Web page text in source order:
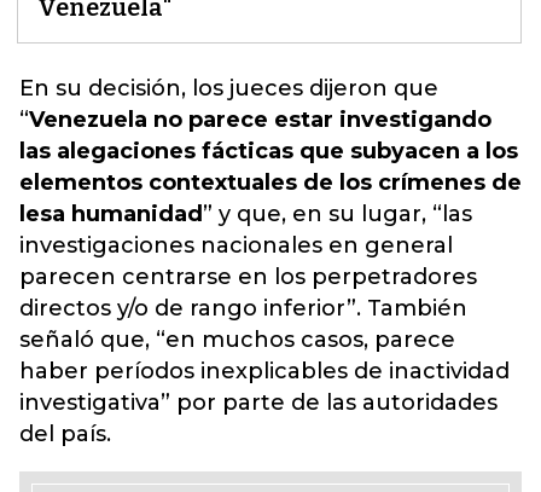
Venezuela"
En su decisión, los jueces dijeron que
“Venezuela no parece estar investigando
las alegaciones fácticas que subyacen a los
elementos contextuales de los crímenes de
lesa humanidad ” y que, en su lugar, “las
investigaciones nacionales en general
parecen centrarse en los perpetradores
directos y/o de rango inferior”. También
señaló que, “en muchos casos, parece
haber períodos inexplicables de inactividad
investigativa” por parte de las autoridades
del país.